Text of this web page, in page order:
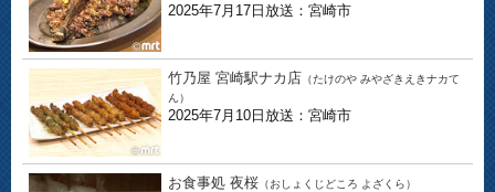
2025年7月17日放送：宮崎市
竹乃屋 宮崎駅ナカ店 （たけのや みやざきえきナカて
ん）
2025年7月10日放送：宮崎市
お食事処 夜桜 （おしょくじどころ よざくら）